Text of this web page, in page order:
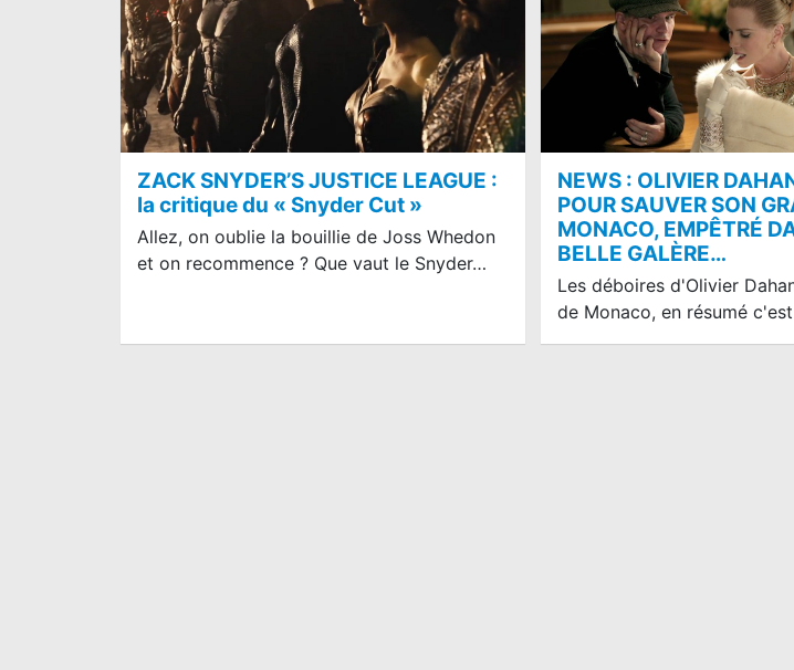
ZACK SNYDER’S JUSTICE LEAGUE :
la critique du « Snyder Cut »
Allez, on oublie la bouillie de Joss Whedon
et on recommence ? Que vaut le Snyder…
NEWS : OLIVIER
POUR SAUVER SON
MONACO, EMPÊTRÉ
BELLE GALÈRE…
Les déboires d'Olivier
de Monaco, en résumé